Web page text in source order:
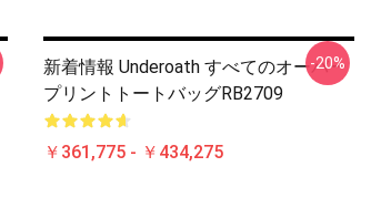
新着情報 Underoath すべてのオーバー
プリントトートバッグRB2709
￥361,775 - ￥434,275
-20%